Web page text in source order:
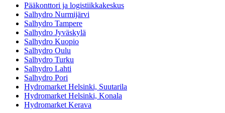
Pääkonttori ja logistiikkakeskus
Salhydro Nurmijärvi
Salhydro Tampere
Salhydro Jyväskylä
Salhydro Kuopio
Salhydro Oulu
Salhydro Turku
Salhydro Lahti
Salhydro Pori
Hydromarket Helsinki, Suutarila
Hydromarket Helsinki, Konala
Hydromarket Kerava